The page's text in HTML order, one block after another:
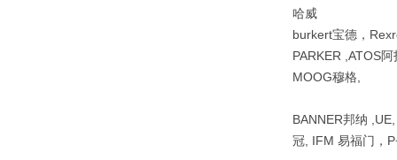
哈威
burkert宝德，
PARKER ,ATOS
MOOG穆格,
BANNER邦纳
冠, IFM 易福门，